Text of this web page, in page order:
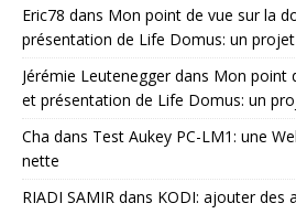
Eric78 dans Mon point de vue sur la
présentation de Life Domus: un
Jérémie Leuteneggerdans Mon point
et présentation de Life Domus: un
Cha dans Test Aukey PC-LM1: une
nette
RIADI SAMIR dans KODI: ajouter des